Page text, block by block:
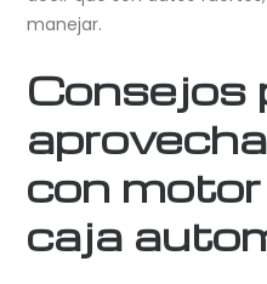
manejar.
Consejos
con
caja